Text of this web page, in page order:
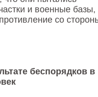
и военные базы,
со
беспорядков в